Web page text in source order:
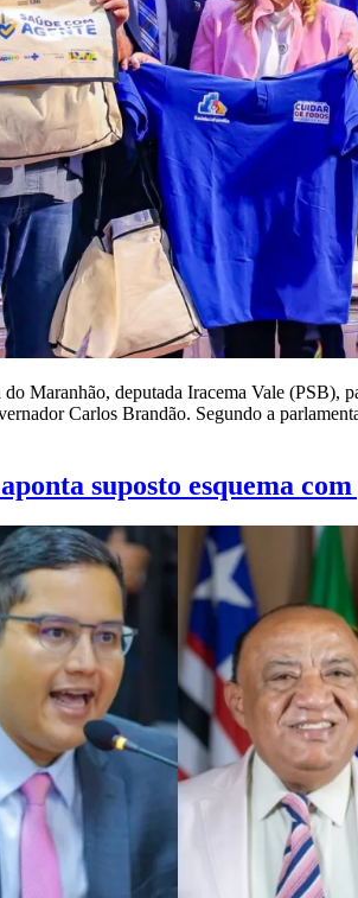
Maranhão, deputada Iracema Vale (PSB),
Carlos Brandão. Segundo a
suposto esquema